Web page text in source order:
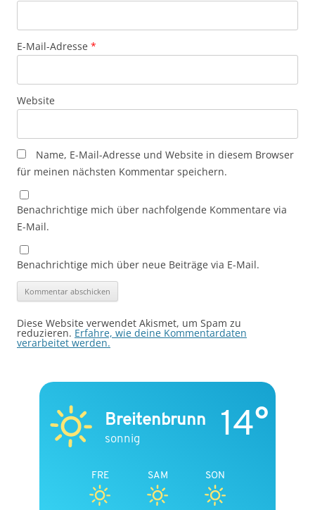
E-Mail-Adresse *
Website
Name, E-Mail-Adresse und Website in diesem Browser
für meinen nächsten Kommentar speichern.
Benachrichtige mich über nachfolgende Kommentare via
E-Mail.
Benachrichtige mich über neue Beiträge via E-Mail.
Diese Website verwendet Akismet, um Spam zu
reduzieren. Erfahre, wie deine Kommentardaten
verarbeitet werden.
Breitenbrunn
sonnig 14°
FRE SAM SON